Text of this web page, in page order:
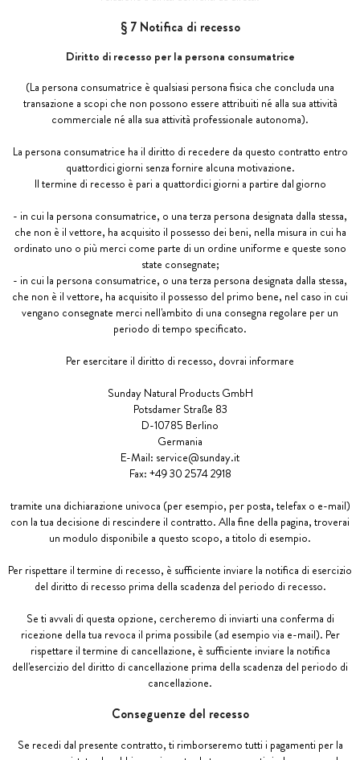
§ 7 Notifica di recesso
Diritto di recesso per la persona consumatrice
(La persona consumatrice è qualsiasi persona fisica che concluda una
transazione a scopi che non possono essere attribuiti né alla sua attività
commerciale né alla sua attività professionale autonoma).
La persona consumatrice ha il diritto di recedere da questo contratto entro
quattordici giorni senza fornire alcuna motivazione.
Il termine di recesso è pari a quattordici giorni a partire dal giorno
- in cui la persona consumatrice, o una terza persona designata dalla stessa,
che non è il vettore, ha acquisito il possesso dei beni, nella misura in cui ha
ordinato uno o più merci come parte di un ordine uniforme e queste sono
state consegnate;
- in cui la persona consumatrice, o una terza persona designata dalla stessa,
che non è il vettore, ha acquisito il possesso del primo bene, nel caso in cui
vengano consegnate merci nell'ambito di una consegna regolare per un
periodo di tempo specificato.
Per esercitare il diritto di recesso, dovrai informare
Sunday Natural Products GmbH
Potsdamer Straße 83
D-10785 Berlino
Germania
E-Mail: service@sunday.it
Fax: +49 30 2574 2918
tramite una dichiarazione univoca (per esempio, per posta, telefax o e-mail)
con la tua decisione di rescindere il contratto. Alla fine della pagina, troverai
un modulo disponibile a questo scopo, a titolo di esempio.
Per rispettare il termine di recesso, è sufficiente inviare la notifica di esercizio
del diritto di recesso prima della scadenza del periodo di recesso.
Se ti avvali di questa opzione, cercheremo di inviarti una conferma di
ricezione della tua revoca il prima possibile (ad esempio via e-mail). Per
rispettare il termine di cancellazione, è sufficiente inviare la notifica
dell'esercizio del diritto di cancellazione prima della scadenza del periodo di
cancellazione.
Conseguenze del recesso
Se recedi dal presente contratto, ti rimborseremo tutti i pagamenti per la